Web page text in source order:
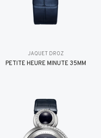
JAQUET DROZ
PETITE HEURE MINUTE 35MM